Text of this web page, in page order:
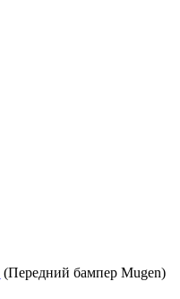
(Передний бампер Mugen)